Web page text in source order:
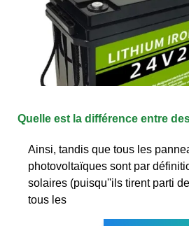
Quelle est la différence entre
Ainsi, tandis que tous les
photovoltaïques sont par
solaires (puisqu''ils tirent parti
tous les